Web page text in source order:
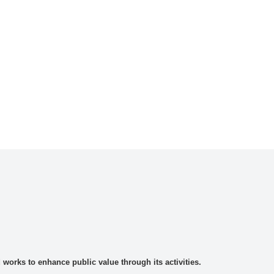
to enhance public value through its activities.